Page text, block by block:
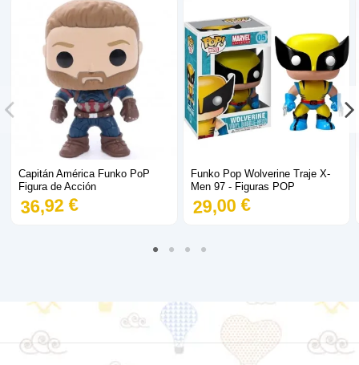
Capitán América Funko PoP
Figura de Acción
36,92 €
Funko Pop Wolverine Traje X-
Men 97 - Figuras POP
29,00 €